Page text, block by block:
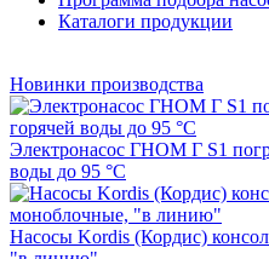
Каталоги продукции
Новинки производства
Электронасос ГНОМ Г S1
воды до 95 °С
Насосы Kordis (Кордис)